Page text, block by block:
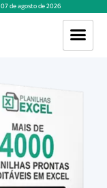
07deagostode2026